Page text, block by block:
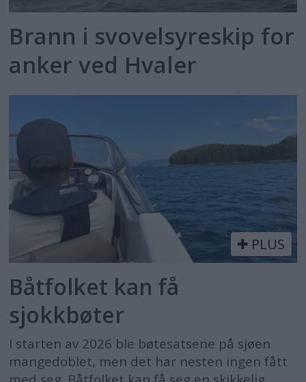
Brann i svovelsyreskip for
anker ved Hvaler
PLUS
Båtfolket kan få
sjokkbøter
I starten av 2026 ble bøtesatsene på sjøen
mangedoblet, men det har nesten ingen fått